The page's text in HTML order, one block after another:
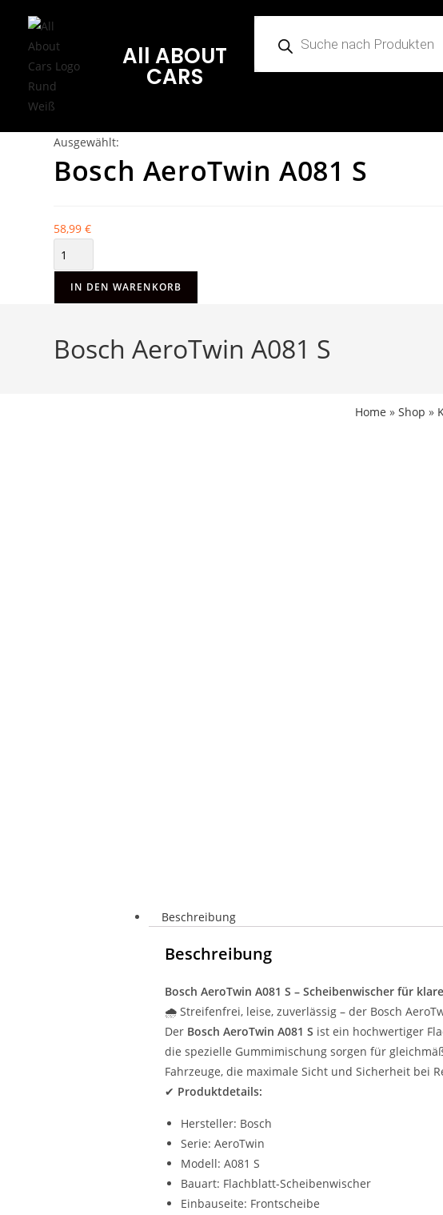
All ABOUT
CARS
Ausgewählt:
Bosch AeroTwin A081 S
58,99€
IN DEN WARENKORB
Bosch AeroTwin A081 S
Home » Shop »
Beschreibung
Beschreibung
Bosch AeroTwin A081 S – Scheibenwischer für
🌧️ Streifenfrei, leise, zuverlässig – der Bosch
Der Bosch AeroTwin A081 S ist ein hochwertiger
die spezielle Gummimischung sorgen für
Fahrzeuge, die maximale Sicht und Sicherheit bei
✔ Produktdetails:
Hersteller: Bosch
Serie: AeroTwin
Modell: A081 S
Bauart: Flachblatt-Scheibenwischer
Einbauseite: Frontscheibe